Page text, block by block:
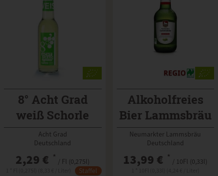
8° Acht Grad
weiß Schorle
Acht Grad
Deutschland
2,29 € * / Fl (0,275l)
Staffel
Alkoholfreies
Bier Lammsbräu
10FL
Neumarkter Lammsbräu
Deutschland
13,99 € * / 10Fl (0,33l)